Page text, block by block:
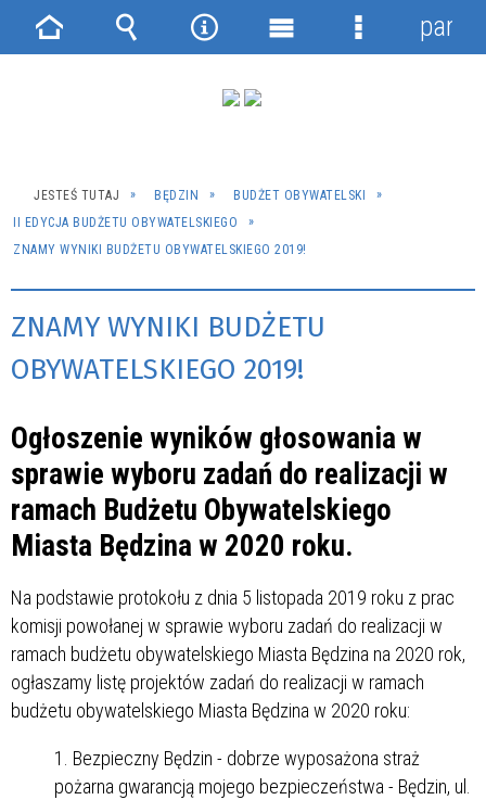
JESTEŚ TUTAJ BĘDZIN
BUDŻET OBYWATELSKI
II EDYCJA BUDŻETU OBYWATELSKIEGO
ZNAMY WYNIKI BUDŻETU OBYWATELSKIEGO 2019!
ZNAMY WYNIKI BUDŻETU
OBYWATELSKIEGO 2019!
Ogłoszenie wyników głosowania w
sprawie wyboru zadań do realizacji w
ramach Budżetu Obywatelskiego
Miasta Będzina w 2020 roku.
Na podstawie protokołu z dnia 5 listopada 2019 roku z prac
komisji powołanej w sprawie wyboru zadań do realizacji w
ramach budżetu obywatelskiego Miasta Będzina na 2020 rok,
ogłaszamy listę projektów zadań do realizacji w ramach
budżetu obywatelskiego Miasta Będzina w 2020 roku:
Bezpieczny Będzin - dobrze wyposażona straż
pożarna gwarancją mojego bezpieczeństwa - Będzin, ul.
Strona Wyszukiwarka
NarzędziaMenu
Menu
panel